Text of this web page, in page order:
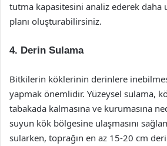
tutma kapasitesini analiz ederek daha
planı oluşturabilirsiniz.
4. Derin Sulama
Bitkilerin köklerinin derinlere
yapmak önemlidir. Yüzeysel sulama,
tabakada kalmasına ve kurumasına
suyun kök bölgesine ulaşmasını
sularken, toprağın en az 15-20 cm